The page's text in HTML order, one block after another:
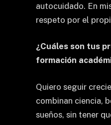
autocuidado. En
respeto por el
¿Cuáles son tus
formación
Quiero seguir
combinan ciencia,
sueños, sin tener